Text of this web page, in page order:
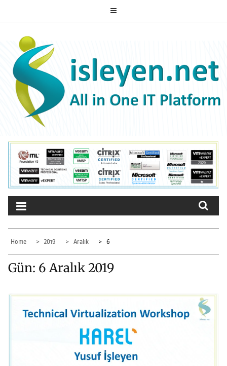
ISLEYEN.NET
All-in-One IT Platform
Home 2019 Aralık 6
Gün: 6 Aralık 2019